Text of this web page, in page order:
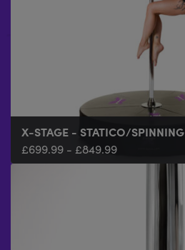
X-STAGE - STATICO/SPINNING
£699.99 - £849.99